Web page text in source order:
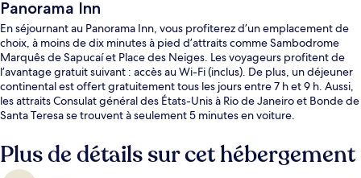
Panorama Inn
En séjournant au Panorama Inn, vous profiterez d’un emplacement de
choix, à moins de dix minutes à pied d’attraits comme Sambodrome
Marquês de Sapucaí et Place des Neiges. Les voyageurs profitent de
l’avantage gratuit suivant : accès au Wi-Fi (inclus). De plus, un déjeuner
continental est offert gratuitement tous les jours entre 7 h et 9 h. Aussi,
les attraits Consulat général des États-Unis à Rio de Janeiro et Bonde de
Santa Teresa se trouvent à seulement 5 minutes en voiture.
Plus de détails sur cet hébergement